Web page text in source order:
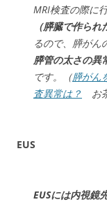
MRI検査の際に
（膵臓で作ら
るので、膵がん
膵管の太さの異
です。（膵がん
査異常は？
お
EUS
EUSには内視鏡